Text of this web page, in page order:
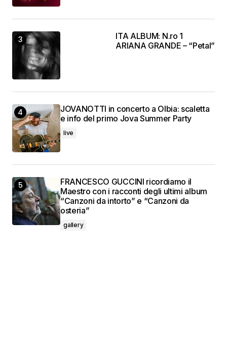
ITA ALBUM: N.ro 1
ARIANA GRANDE – “Petal”
JOVANOTTI in concerto a Olbia: scaletta
e info del primo Jova Summer Party
live
FRANCESCO GUCCINI ricordiamo il
Maestro con i racconti degli ultimi album
“Canzoni da intorto” e “Canzoni da
osteria”
gallery